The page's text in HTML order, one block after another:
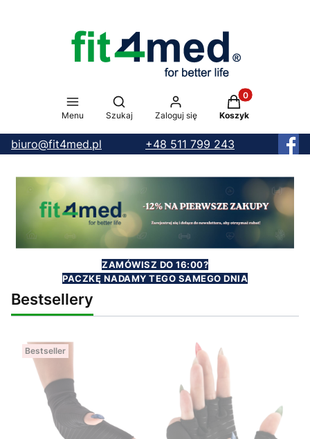
Menu
Otwórz wyszukiwarkę
Szukaj Zaloguj się
Produkty w
Koszyk
biuro@fit4med.pl +48 511 799 243
ZAMÓWISZ DO 16:00?
PACZKĘ NADAMY TEGO SAMEGO DNIA
Bestsellery
Bestseller